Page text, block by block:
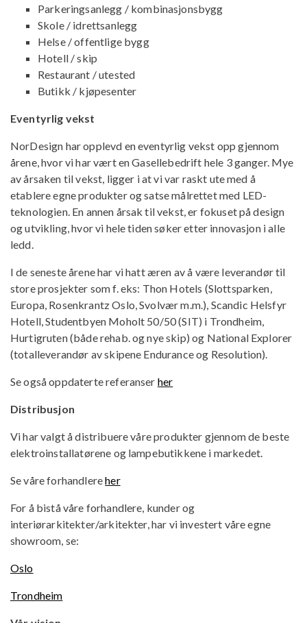
Parkeringsanlegg / kombinasjonsbygg
Skole / idrettsanlegg
Helse / offentlige bygg
Hotell / skip
Restaurant / utested
Butikk / kjøpesenter
Eventyrlig vekst
NorDesign har opplevd en eventyrlig vekst opp gjennom
årene, hvor vi har vært en Gasellebedrift hele 3 ganger. Mye
av årsaken til vekst, ligger i at vi var raskt ute med å
etablere egne produkter og satse målrettet med LED-
teknologien. En annen årsak til vekst, er fokuset på design
og utvikling, hvor vi hele tiden søker etter innovasjon i alle
ledd.
I de seneste årene har vi hatt æren av å være leverandør til
store prosjekter som f. eks: Thon Hotels (Slottsparken,
Europa, Rosenkrantz Oslo, Svolvær m.m.), Scandic Helsfyr
Hotell, Studentbyen Moholt 50/50 (SIT) i Trondheim,
Hurtigruten (både rehab. og nye skip) og National Explorer
(totalleverandør av skipene Endurance og Resolution).
Se også oppdaterte referanser her
Distribusjon
Vi har valgt å distribuere våre produkter gjennom de beste
elektroinstallatørene og lampebutikkene i markedet.
Se våre forhandlereher
For å bistå våre forhandlere, kunder og
interiørarkitekter/arkitekter, har vi investert våre egne
showroom, se:
Oslo
Trondheim